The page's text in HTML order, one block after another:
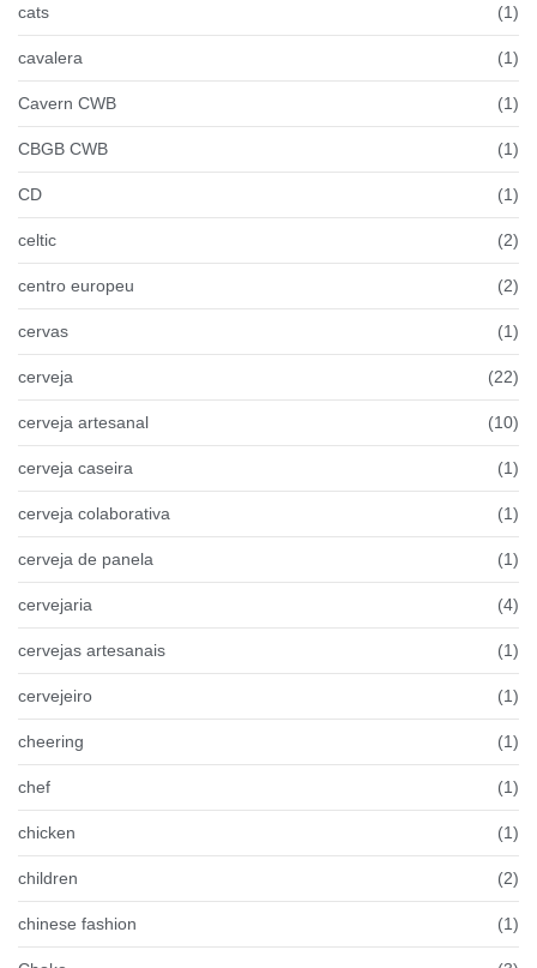
cats (1)
cavalera (1)
Cavern CWB (1)
CBGB CWB (1)
CD (1)
celtic (2)
centro europeu (2)
cervas (1)
cerveja (22)
cerveja artesanal (10)
cerveja caseira (1)
cerveja colaborativa (1)
cerveja de panela (1)
cervejaria (4)
cervejas artesanais (1)
cervejeiro (1)
cheering (1)
chef (1)
chicken (1)
children (2)
chinese fashion (1)